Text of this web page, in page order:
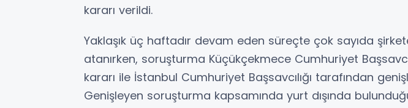
kararı verildi.
Yaklaşık üç haftadır devam eden süreçte çok sayıda
atanırken, soruşturma Küçükçekmece Cumhuriyet
kararı ile İstanbul Cumhuriyet Başsavcılığı tarafından
Genişleyen soruşturma kapsamında yurt dışında